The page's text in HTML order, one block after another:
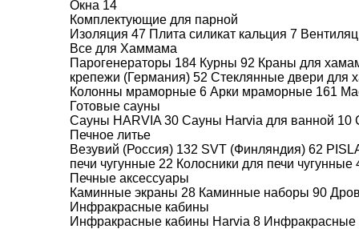
Окна 14
Комплектующие для парной
Изоляция 47 Плита силикат кальция 7
Все для Хаммама
Парогенераторы 184 Курны 92 Краны для
крепежи (Германия) 52 Стеклянные двери для
Колонны мраморные 6 Арки мраморные 161
Готовые сауны
Сауны HARVIA30 Сауны Harvia для ванной 10
Печное литье
Везувий (Россия) 132 SVT (Финляндия) 62
печи чугунные 22 Колосники для печи чугунные
Печные аксессуары
Каминные экраны 28 Каминные наборы 90
Инфракрасные кабины
Инфракрасные кабины Harvia 8 Инфракрасные